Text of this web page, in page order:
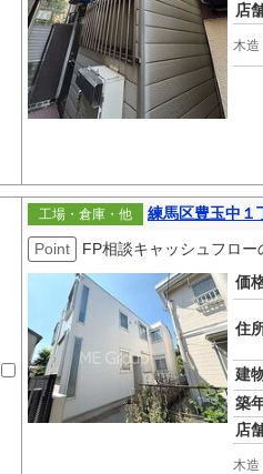
店
木造
工場・倉庫・他
練馬区豊玉中
Point
FP相談キャッシュフロ
価
住
建
築
店
木造